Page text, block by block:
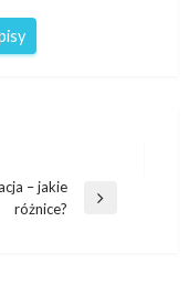
– jakie
różnice?